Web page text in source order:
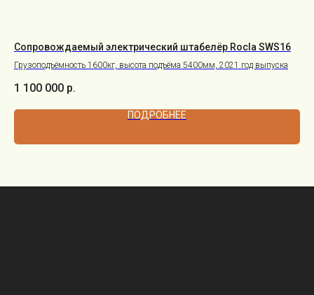
Сопровождаемый электрический штабелёр Rocla SWS16
Грузоподъёмность 1600кг, высота подъёма 5400мм, 2021 год выпуска
1 100 000 р.
ПОДРОБНЕЕ